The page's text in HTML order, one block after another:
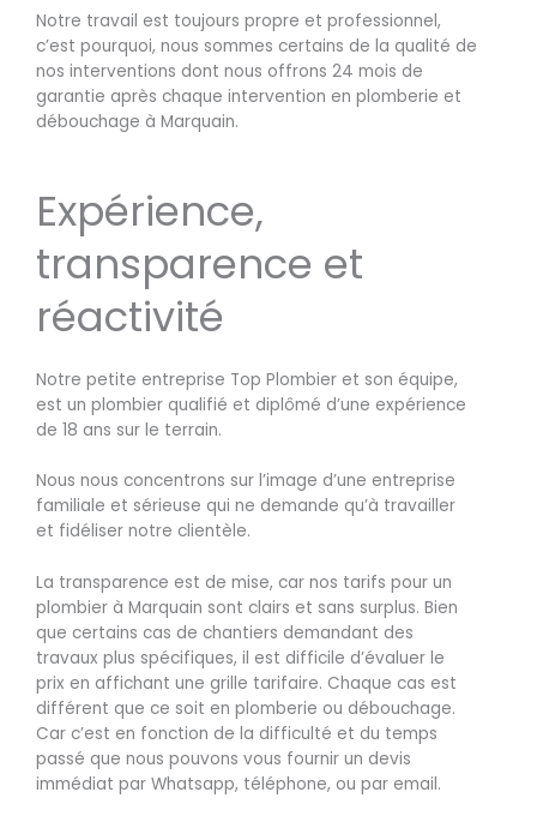
Notre travail est toujours propre et professionnel,
c’est pourquoi, nous sommes certains de la qualité de
nos interventions dont nous offrons 24 mois de
garantie après chaque intervention en plomberie et
débouchage à Marquain.
Expérience,
transparence et
réactivité
Notre petite entreprise Top Plombier et son équipe,
est un plombier qualifié et diplômé d’une expérience
de 18 ans sur le terrain.
Nous nous concentrons sur l’image d’une entreprise
familiale et sérieuse qui ne demande qu’à travailler
et fidéliser notre clientèle.
La transparence est de mise, car nos tarifs pour un
plombier à Marquain sont clairs et sans surplus. Bien
que certains cas de chantiers demandant des
travaux plus spécifiques, il est difficile d’évaluer le
prix en affichant une grille tarifaire. Chaque cas est
différent que ce soit en plomberie ou débouchage.
Car c’est en fonction de la difficulté et du temps
passé que nous pouvons vous fournir un devis
immédiat par Whatsapp, téléphone, ou par email.